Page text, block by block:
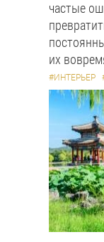
частые
их
#ИНТЕРЬЕР